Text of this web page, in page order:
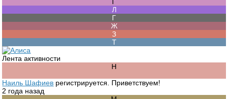
Лента активности
Наиль Шафиев регистрируется. Приветствуем!
2 года назад